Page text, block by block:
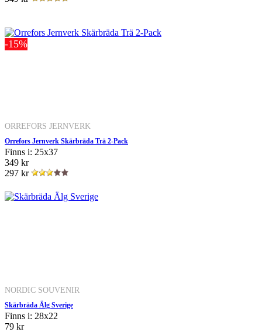
-15%
ORREFORS JERNVERK
Orrefors Jernverk Skärbräda Trä 2-Pack
Finns i: 25x37
349 kr
297 kr
NORDIC SOUVENIR
Skärbräda Älg Sverige
Finns i: 28x22
79 kr